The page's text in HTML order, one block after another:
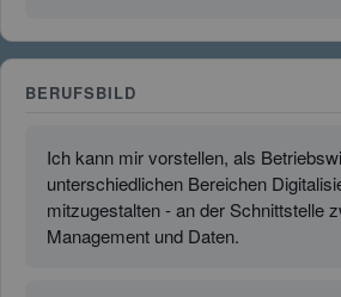
BERUFSBILD
Ich kann mir vorstellen, als
unterschiedlichen Bereichen
mitzugestalten - an der Schnittstelle
Management und Daten.